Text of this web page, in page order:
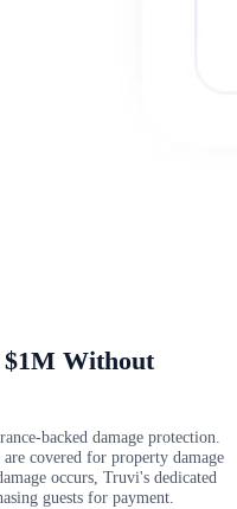
$1M Without
backed damage protection.
covered for property damage
occurs, Truvi's dedicated
guests for payment.